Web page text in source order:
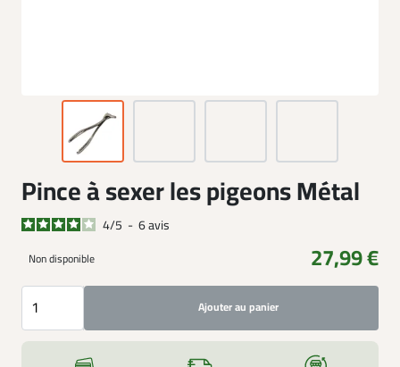
Pince à sexer les pigeons Métal
4/5 - 6avis
Non disponible 27,99 €
Ajouter au panier